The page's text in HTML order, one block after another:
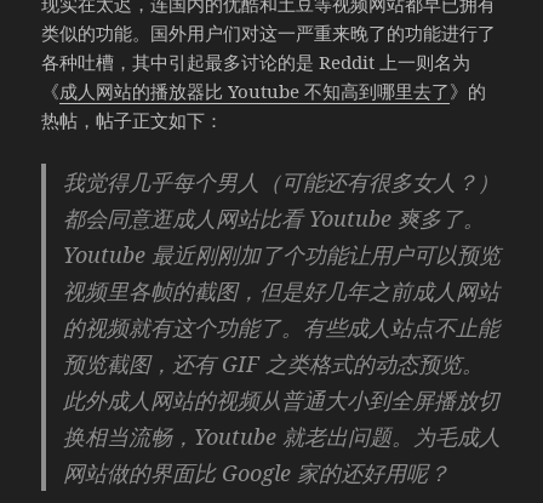
类似的功能。国外用户们对这一严重来晚了的功能进行了
各种吐槽，其中引起最多讨论的是 Reddit 上一则名为
《成人网站的播放器比 Youtube 不知高到哪里去了》的
热帖，帖子正文如下：
我觉得几乎每个男人（可能还有很多女人？）
都会同意逛成人网站比看 Youtube 爽多了。
Youtube 最近刚刚加了个功能让用户可以预览
视频里各帧的截图，但是好几年之前成人网站
的视频就有这个功能了。有些成人站点不止能
预览截图，还有 GIF 之类格式的动态预览。
此外成人网站的视频从普通大小到全屏播放切
换相当流畅，Youtube 就老出问题。为毛成人
网站做的界面比 Google 家的还好用呢？